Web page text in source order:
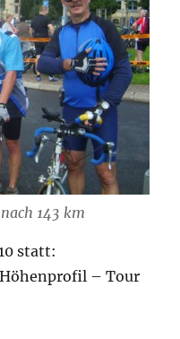
143 km
statt:
– Tour